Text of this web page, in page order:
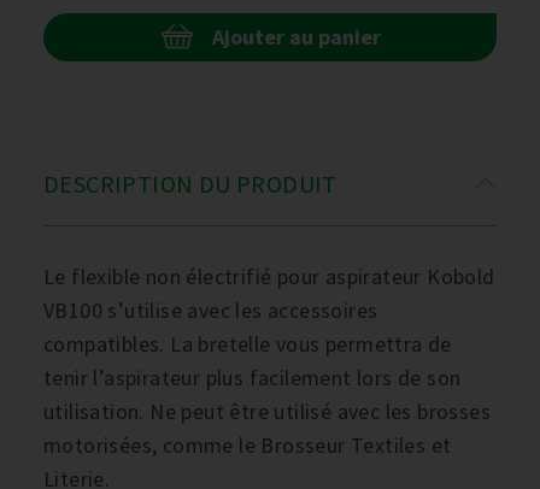
Ajouter au panier
DESCRIPTION DU PRODUIT
Le flexible non électrifié pour aspirateur Kobold
VB100 s’utilise avec les accessoires
compatibles. La bretelle vous permettra de
tenir l’aspirateur plus facilement lors de son
utilisation. Ne peut être utilisé avec les brosses
motorisées, comme le Brosseur Textiles et
Literie.